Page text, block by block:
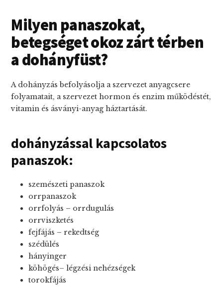
Milyen panaszokat,
betegséget okoz zárt térben
a dohányfüst?
A dohányzás befolyásolja a szervezet anyagcsere
folyamatait, a szervezet hormon és enzim működéstét,
vitamin és ásványi-anyag háztartását.
dohányzással kapcsolatos
panaszok:
szemészeti panaszok
orrpanaszok
orrfolyás – orrdugulás
orrviszketés
fejfájás – rekedtség
szédülés
hányinger
köhögés– légzési nehézségek
torokfájás